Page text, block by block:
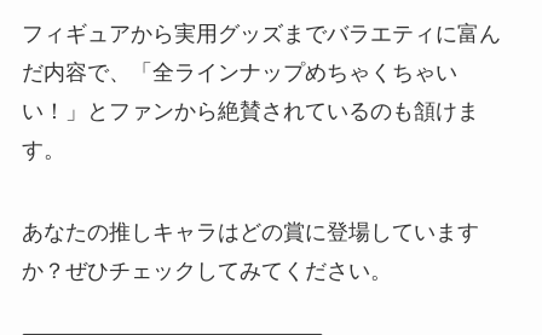
フィギュアから実用グッズまでバラエティに富ん
だ内容で、「全ラインナップめちゃくちゃい
い！」とファンから絶賛されているのも頷けま
す。
あなたの推しキャラはどの賞に登場しています
か？ぜひチェックしてみてください。